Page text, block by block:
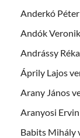
Anderkó
Andók
Andrássy
Áprily Lajos
Arany János
Aranyosi
Babits Mihály